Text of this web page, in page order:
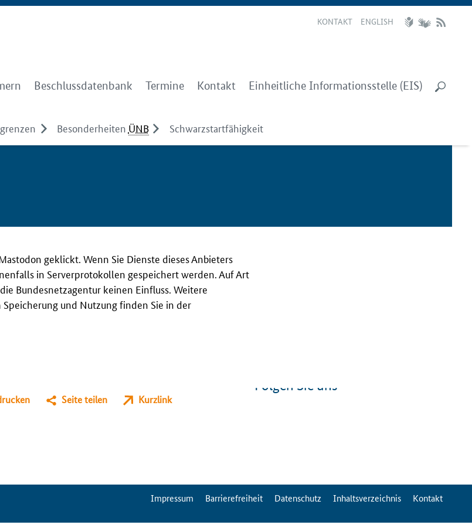
KONTAKT ENGLISH
Beschlussdatenbank Termine Kontakt Einheitliche Informationsstelle (EIS)
Besonderheiten ÜNB Schwarzstartfähigkeit
geklickt. Wenn Sie Dienste dieses Anbieters
in Serverprotokollen gespeichert werden. Auf Art
Bundesnetzagentur keinen Einfluss. Weitere
und Nutzung finden Sie in der
Seite teilen Kurzlink
Folgen Sie uns
ServiceMenuImpressum Barrierefreiheit Datenschutz Inhaltsverzeichnis Kontakt